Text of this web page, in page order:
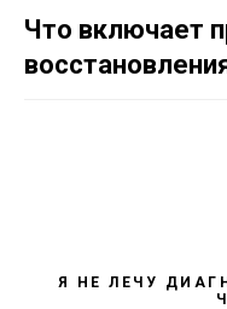
Что включает
Я НЕ ЛЕЧУ